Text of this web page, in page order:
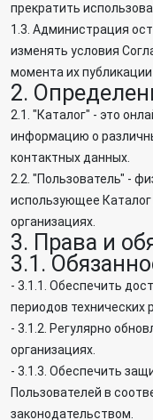
прекратить
1.3. Администрация
изменять условия
момента их публикации
2.
2.1. "Каталог" - это
информацию о
контактных данных.
2.2. "Пользователь" -
использующее
организациях.
3. Права и
3.1.
- 3.1.1. Обеспечить
периодов технических
- 3.1.2. Регулярно
организациях.
- 3.1.3. Обеспечить
Пользователей в
законодательством.